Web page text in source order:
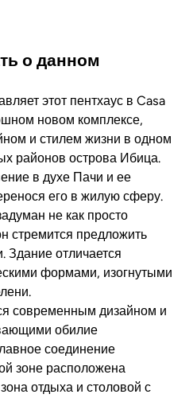
о данном
этот пентхаус в Casa
новом комплексе,
и стилем жизни в одном
районов острова Ибица.
в духе Пачи и ее
его в жилую сферу.
не как просто
стремится предложить
Здание отличается
формами, изогнутыми
современным дизайном и
обилие
соединение
зоне расположена
отдыха и столовой с